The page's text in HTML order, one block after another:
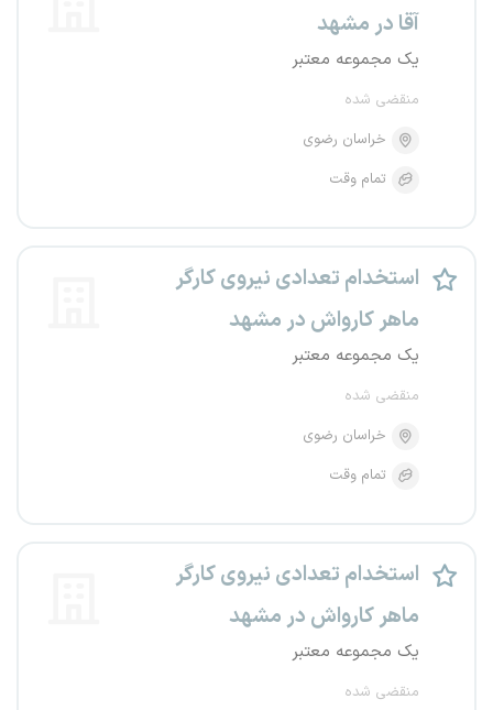
آقا در مشهد
یک مجموعه معتبر
منقضی شده
خراسان رضوی
تمام وقت
استخدام تعدادی نیروی کارگر
ماهر کارواش در مشهد
یک مجموعه معتبر
منقضی شده
خراسان رضوی
تمام وقت
استخدام تعدادی نیروی کارگر
ماهر کارواش در مشهد
یک مجموعه معتبر
منقضی شده